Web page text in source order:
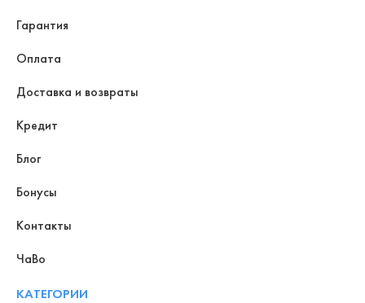
Гарантия
Оплата
Доставка и возвраты
Кредит
Блог
Бонусы
Контакты
ЧаВо
КАТЕГОРИИ